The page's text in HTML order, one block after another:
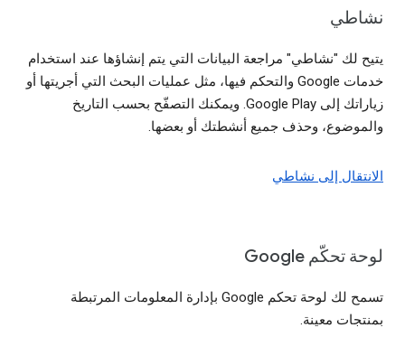
نشاطي
يتيح لك "نشاطي" مراجعة البيانات التي يتم إنشاؤها عند استخدام
خدمات Google والتحكم فيها، مثل عمليات البحث التي أجريتها أو
زياراتك إلى Google Play. ويمكنك التصفّح بحسب التاريخ
والموضوع، وحذف جميع أنشطتك أو بعضها.
الانتقال إلى نشاطي
لوحة تحكّم Google
تسمح لك لوحة تحكم Google بإدارة المعلومات المرتبطة
بمنتجات معينة.